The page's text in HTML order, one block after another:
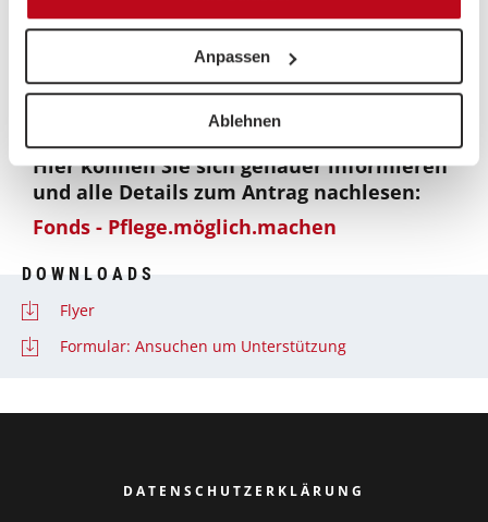
Anpassen
Ablehnen
Alltag. Die Höhe der Unterstützung richtet sich nach der
Pflegestufe und kann in besonderen Fällen bis zu 1.500
Euro betragen.
Hier können Sie sich genauer informieren
und alle Details zum Antrag nachlesen:
Fonds - Pflege.möglich.machen
DOWNLOADS
Flyer
Formular: Ansuchen um Unterstützung
DATENSCHUTZERKLÄRUNG